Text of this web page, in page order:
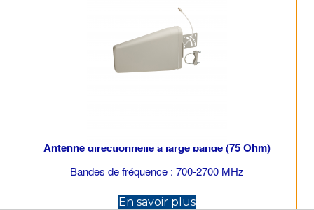
Antenne directionnelle à large bande (75 Ohm)
Bandes de fréquence : 700-2700 MHz
En savoir plus(opens in new tab)